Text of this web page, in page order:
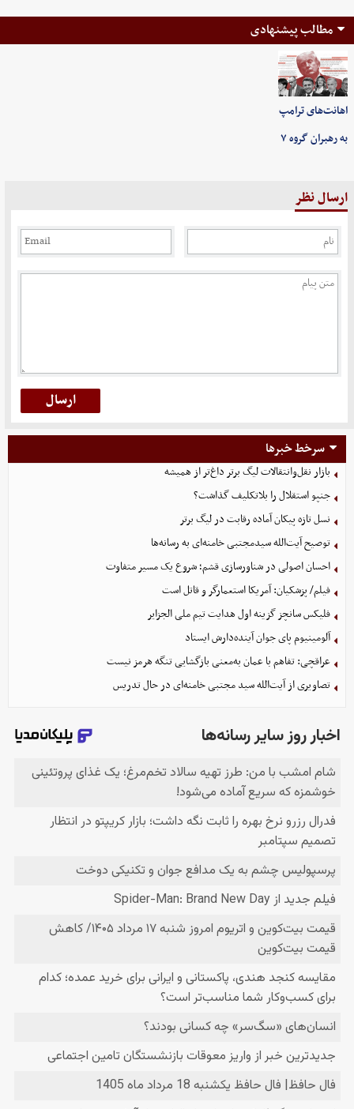
مطالب پیشنهادی
اهانت‌های ترامپ
به رهبران گروه ۷
ارسال نظر
سرخط خبرها
بازار نقل‌وانتقالات لیگ برتر داغ‌تر از همیشه
جنپو استقلال را بلاتکلیف گذاشت؟
نسل تازه پیکان آماده رقابت در لیگ برتر
توصیح آیت‌الله سیدمجتبی خامنه‌ای به رسانه‌ها
احسان اصولی در شناورسازی قشم؛ شروع یک مسیر متفاوت
فیلم/ پزشکیان: آمریکا استعمارگر و قاتل است
فلیکس سانچز گزینه اول هدایت تیم ملی الجزایر
آلومینیوم پای جوان آینده‌دارش ایستاد
عراقچی: تفاهم با عمان به‌معنی بازگشایی تنگه هرمز نیست
تصاویری از آیت‌الله سید مجتبی خامنه‌ای در حال تدریس